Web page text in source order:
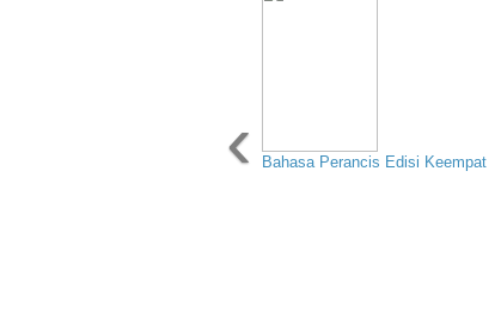
Bahasa Perancis Edisi Keempat
‹